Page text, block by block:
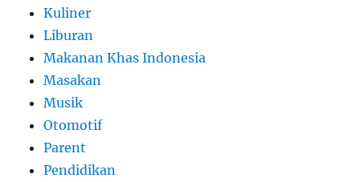
Kuliner
Liburan
Makanan Khas Indonesia
Masakan
Musik
Otomotif
Parent
Pendidikan